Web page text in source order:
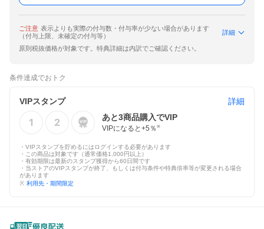
ご注意 表示よりも実際の付与数・付与率が少ない場合があります
（付与上限、未確定の付与等）
詳細
原則税抜価格が対象です。特典詳細は内訳でご確認ください。
条件達成でおトク
VIPスタンプ
詳細
あと3商品購入でVIP
VIPになると+5 ％ ※
・VIPスタンプを貯めるにはログインする必要があります
・この商品は対象です（通常価格1,000円以上）
・有効期限は最新のスタンプ獲得から60日間です
・当ストアのVIPスタンプが終了、もしくは付与条件や特典倍率等が変更される場合
があります
※ 利用先・期間限定